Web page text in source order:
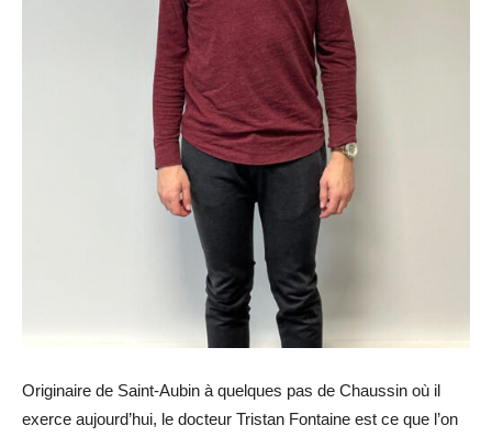
Originaire de Saint-Aubin à quelques pas de Chaussin où il
exerce aujourd’hui, le docteur Tristan Fontaine est ce que l’on